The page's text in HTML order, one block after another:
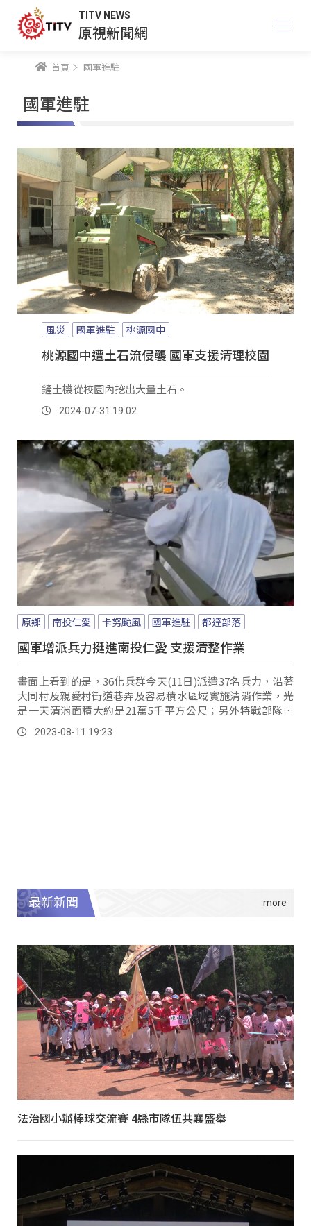
TITV NEWS
原視新聞網
首頁 國軍進駐
國軍進駐
風災 國軍進駐 桃源國中
桃源國中遭土石流侵襲 國軍支援清理校園
鏟土機從校園內挖出大量土石。
2024-07-31 19:02
原鄉 南投仁愛 卡努颱風 國軍進駐 都達部落
國軍增派兵力挺進南投仁愛 支援清整作業
畫面上看到的是，36化兵群今天(11日)派遣37名兵力，沿著
大同村及親愛村街道巷弄及容易積水區域實施清消作業，光
是一天清消面積大約是21萬5千平方公尺；另外特戰部隊今
天也派了14名官兵挺進災情嚴重的都...。
2023-08-11 19:23
最新新聞
法治國小辦棒球交流賽 4縣市隊伍共襄盛舉